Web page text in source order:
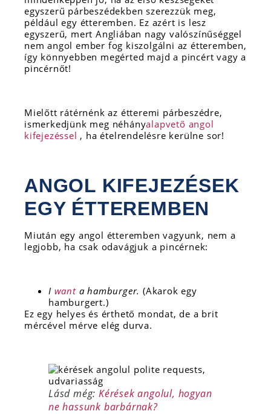
egyszerű párbeszédekben szerezzük meg,
például egy étteremben. Ez azért is lesz
egyszerű, mert Angliában nagy valószínűséggel
nem angol ember fog kiszolgálni az étteremben,
így könnyebben megérted majd a pincért vagy a
pincérnőt!
Mielőtt rátérnénk az étteremi párbeszédre,
ismerkedjünk meg néhányalapvető angol
kifejezéssel , ha ételrendelésre kerülne sor!
ANGOL KIFEJEZÉSEK
EGY ÉTTEREMBEN
Miután egy angol étteremben vagyunk, nem a
legjobb, ha csak odavágjuk a pincérnek:
I want a hamburger. (Akarok egy
hamburgert.)
Ez egy helyes és érthető mondat, de a brit
mércével mérve elég durva.
Lásd még: Kérések angolul, hogyan
ne hassunk barbárnak?